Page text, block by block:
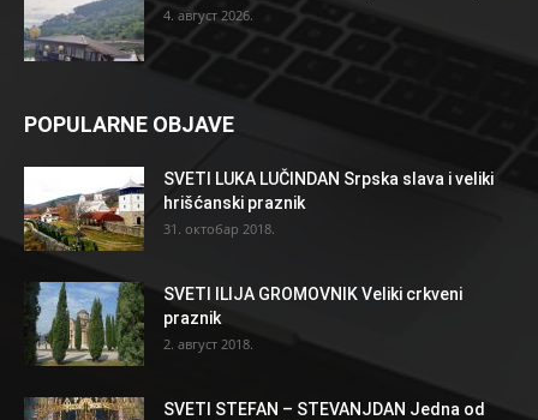
4. август 2026.
POPULARNE OBJAVE
SVETI LUKA LUČINDAN Srpska slava i veliki
hrišćanski praznik
31. октобар 2018.
SVETI ILIJA GROMOVNIK Veliki crkveni
praznik
2. август 2018.
SVETI STEFAN – STEVANJDAN Jedna od